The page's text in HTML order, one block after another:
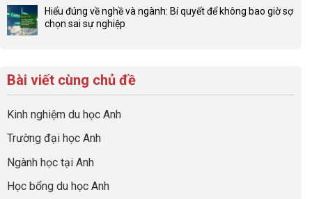
network
gia
đình
sự
nghiệp
sớm:
Chiến
hiệu
quả
của
cha
thông
Đừng
để
hồ
sơ
du
học
“Dày
hoạt
động
nhưng
thiếu
bình
luận
Việc
Biến
Đoạn
Visa
“Bước
Hiểu đúng về nghề và ngành: Bí quyết để không bao giờ sợ
chọn sai sự nghiệp
luận
ở
Hiểu
đúng
nghề
và
ngành:
quyết
Bài viết cùng chủ đề
Kinh nghiệm du học Anh
Trường đại học Anh
Ngành học tại Anh
Học bổng du học Anh